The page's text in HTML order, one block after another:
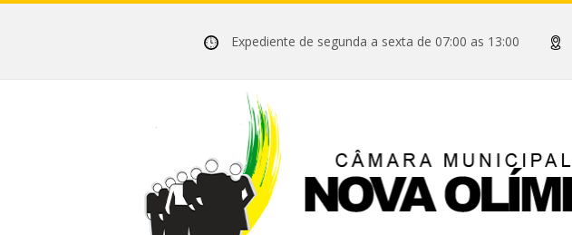
Expediente de segunda a sexta de 07:00 as 13:00